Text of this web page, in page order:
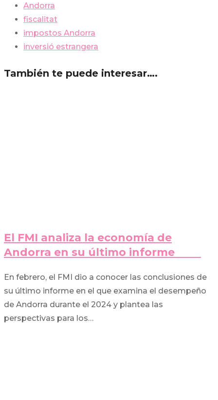
Andorra
fiscalitat
impostos Andorra
inversió estrangera
También te puede interesar….
El FMI analiza la economía de
Andorra en su último informe
En febrero, el FMI dio a conocer las conclusiones de
su último informe en el que examina el desempeño
de Andorra durante el 2024 y plantea las
perspectivas para los…